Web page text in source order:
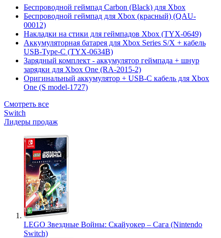
Беспроводной геймпад Carbon (Black) для Xbox
Беспроводной геймпад для Xbox (красный) (QAU-
00012)
Накладки на стики для геймпадов Xbox (TYX-0649)
Аккумуляторная батарея для Xbox Series S/X + кабель
USB-Type-C (TYX-0634B)
Зарядный комплект - аккумулятор геймпада + шнур
зарядки для Xbox One (RA-2015-2)
Оригинальный аккумулятор + USB-C кабель для Xbox
One (S model-1727)
Смотреть все
Switch
Лидеры продаж
LEGO Звездные Войны: Скайуокер – Сага (Nintendo
Switch)